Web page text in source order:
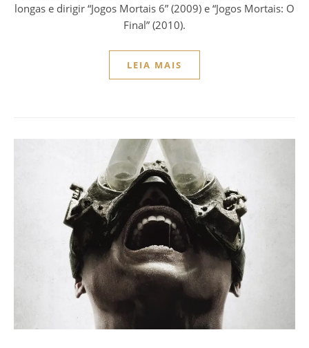
longas e dirigir “Jogos Mortais 6” (2009) e “Jogos Mortais: O
Final” (2010).
LEIA MAIS